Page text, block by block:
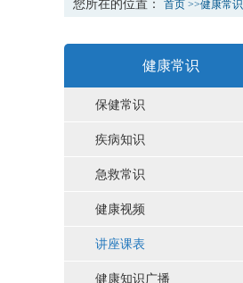
您所在的位置： 首页 >>健康常识
健康常识
保健常识
疾病知识
急救常识
健康视频
讲座课表
健康知识广播